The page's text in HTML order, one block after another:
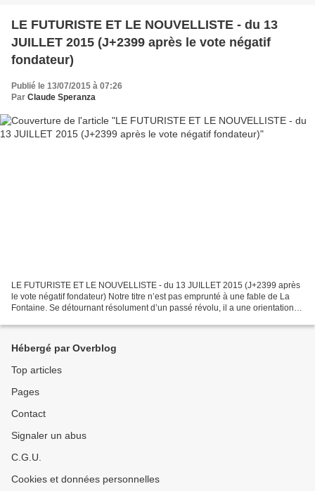
LE FUTURISTE ET LE NOUVELLISTE - du 13
JUILLET 2015 (J+2399 après le vote négatif
fondateur)
Publié le 13/07/2015 à 07:26
Par Claude Speranza
LE FUTURISTE ET LE NOUVELLISTE - du 13 JUILLET 2015 (J+2399 après
le vote négatif fondateur) Notre titre n’est pas emprunté à une fable de La
Fontaine. Se détournant résolument d’un passé révolu, il a une orientation
Hébergé par Overblog
Top articles
Pages
Contact
Signaler un abus
C.G.U.
Cookies et données personnelles